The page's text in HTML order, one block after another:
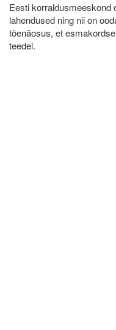
Eesti korraldusmeeskond
lahendused ning nii on
tõenäosus, et
teedel.